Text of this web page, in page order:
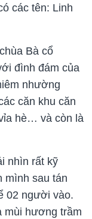
các tên: Linh
Bà cổ
đình đám của
nhường
căn khu căn
hè… và còn là
nhìn rất kỹ
mình sau tán
02 người vào.
mùi hương trầm